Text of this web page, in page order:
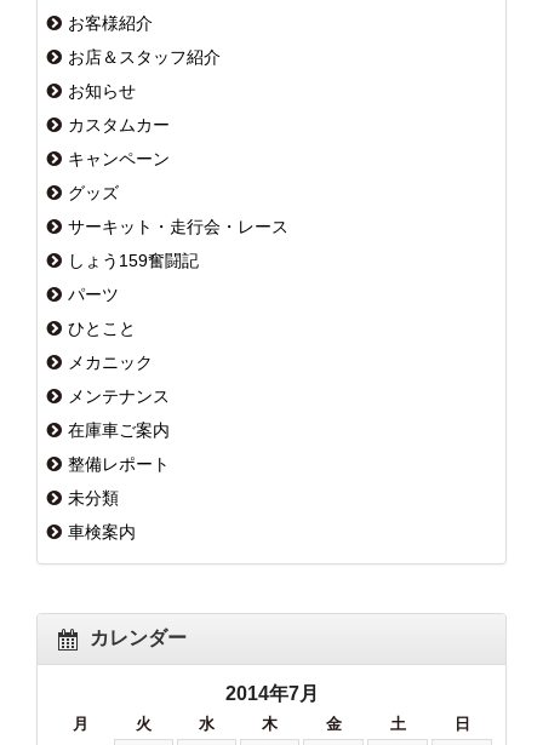
お客様紹介
お店＆スタッフ紹介
お知らせ
カスタムカー
キャンペーン
グッズ
サーキット・走行会・レース
しょう159奮闘記
パーツ
ひとこと
メカニック
メンテナンス
在庫車ご案内
整備レポート
未分類
車検案内
カレンダー
2014年7月
月 火 水 木 金 土 日